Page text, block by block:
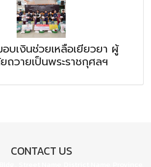
บเงินช่วยเหลือเยียวยา ผู้
ถวายเป็นพระราชกุศลฯ
CONTACT US